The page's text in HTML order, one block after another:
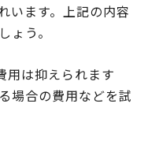
います。上記の内容
ょう。
用は抑えられます
場合の費用などを試